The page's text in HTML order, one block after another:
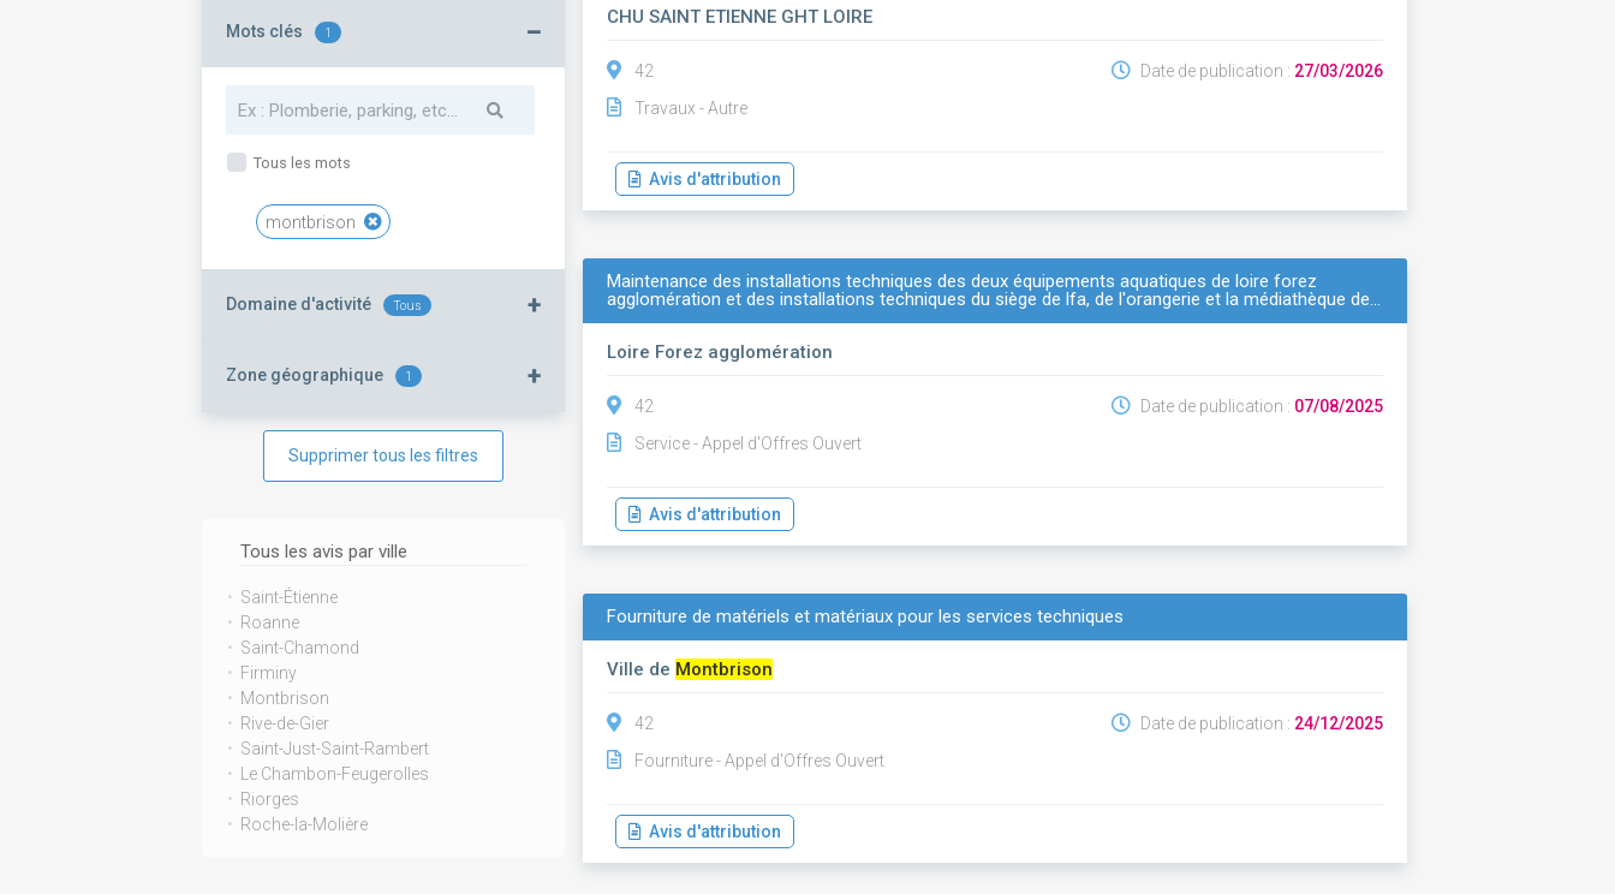
Mots clés 1 –
Tous les mots
montbrison
Domaine d'activité Tous +
Zone géographique 1 +
Supprimer tous les filtres
Tous les avis par ville
Saint-Étienne
Roanne
Saint-Chamond
Firminy
Montbrison
Rive-de-Gier
Saint-Just-Saint-Rambert
Le Chambon-Feugerolles
Riorges
Roche-la-Molière
CHU SAINT ETIENNE GHT LOIRE
42
Travaux - Autre
Date de publication : 27/03/2026
Avis d'attribution
Maintenance des installations techniques des deux équipements aquatiques de loire forez
agglomération et des installations techniques du siège de lfa, de l'orangerie et la médiathèque de…
Loire Forez agglomération
42
Service - Appel d'Offres Ouvert
Date de publication : 07/08/2025
Avis d'attribution
Fourniture de matériels et matériaux pour les services techniques
Ville de Montbrison
42
Fourniture - Appel d'Offres Ouvert
Date de publication : 24/12/2025
Avis d'attribution